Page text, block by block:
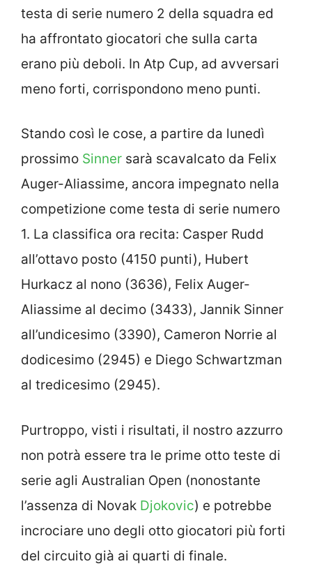
testa di serie numero 2 della squadra ed
ha affrontato giocatori che sulla carta
erano più deboli. In Atp Cup, ad avversari
meno forti, corrispondono meno punti.
Stando così le cose, a partire da lunedì
prossimo Sinner sarà scavalcato da Felix
Auger-Aliassime, ancora impegnato nella
competizione come testa di serie numero
1. La classifica ora recita: Casper Rudd
all’ottavo posto (4150 punti), Hubert
Hurkacz al nono (3636), Felix Auger-
Aliassime al decimo (3433), Jannik Sinner
all’undicesimo (3390), Cameron Norrie al
dodicesimo (2945) e Diego Schwartzman
al tredicesimo (2945).
Purtroppo, visti i risultati, il nostro azzurro
non potrà essere tra le prime otto teste di
serie agli Australian Open (nonostante
l’assenza di Novak Djokovic) e potrebbe
incrociare uno degli otto giocatori più forti
del circuito già ai quarti di finale.